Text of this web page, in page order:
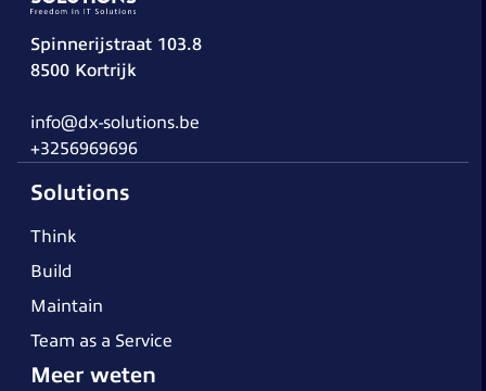
Spinnerijstraat 103.8
8500 Kortrijk
info@dx-solutions.be
+3256969696
Solutions
Think
Build
Maintain
Team as a Service
Meer weten